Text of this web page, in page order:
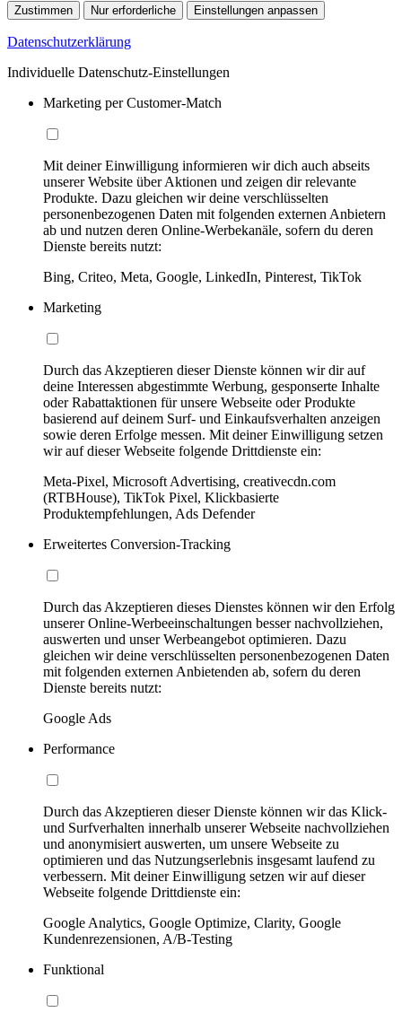
Zustimmen Nur erforderliche Einstellungen anpassen
Datenschutzerklärung
Individuelle Datenschutz-Einstellungen
Marketing per Customer-Match
Mit deiner Einwilligung informieren wir dich auch abseits
unserer Website über Aktionen und zeigen dir relevante
Produkte. Dazu gleichen wir deine verschlüsselten
personenbezogenen Daten mit folgenden externen Anbietern
ab und nutzen deren Online-Werbekanäle, sofern du deren
Dienste bereits nutzt:
Bing, Criteo, Meta, Google, LinkedIn, Pinterest, TikTok
Marketing
Durch das Akzeptieren dieser Dienste können wir dir auf
deine Interessen abgestimmte Werbung, gesponserte Inhalte
oder Rabattaktionen für unsere Webseite oder Produkte
basierend auf deinem Surf- und Einkaufsverhalten anzeigen
sowie deren Erfolge messen. Mit deiner Einwilligung setzen
wir auf dieser Webseite folgende Drittdienste ein:
Meta-Pixel, Microsoft Advertising, creativecdn.com
(RTBHouse), TikTok Pixel, Klickbasierte
Produktempfehlungen, Ads Defender
Erweitertes Conversion-Tracking
Durch das Akzeptieren dieses Dienstes können wir den Erfolg
unserer Online-Werbeeinschaltungen besser nachvollziehen,
auswerten und unser Werbeangebot optimieren. Dazu
gleichen wir deine verschlüsselten personenbezogenen Daten
mit folgenden externen Anbietenden ab, sofern du deren
Dienste bereits nutzt:
Google Ads
Performance
Durch das Akzeptieren dieser Dienste können wir das Klick-
und Surfverhalten innerhalb unserer Webseite nachvollziehen
und anonymisiert auswerten, um unsere Webseite zu
optimieren und das Nutzungserlebnis insgesamt laufend zu
verbessern. Mit deiner Einwilligung setzen wir auf dieser
Webseite folgende Drittdienste ein:
Google Analytics, Google Optimize, Clarity, Google
Kundenrezensionen, A/B-Testing
Funktional